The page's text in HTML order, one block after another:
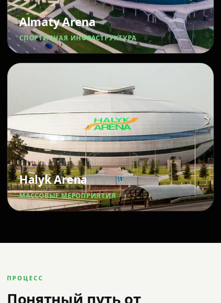
Almaty Arena
СПОРТИВНАЯ ИНФРАСТРУКТУРА
Halyk Arena
МАССОВЫЕ МЕРОПРИЯТИЯ
ПРОЦЕСС
Понятный путь от